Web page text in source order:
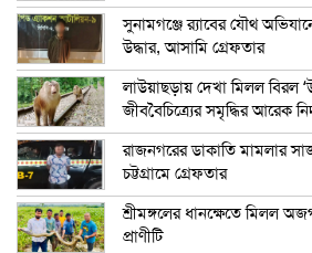
সুনামগঞ্জে র‍্যাবের যৌথ
উদ্ধার, আসামি গ্রেফতার
লাউয়াছড়ায় দেখা মিলল বিরল
জীববৈচিত্র্যের সমৃদ্ধির আরেক
রাজনগরের ডাকাতি মামলার
চট্টগ্রামে গ্রেফতার
শ্রীমঙ্গলের ধানক্ষেতে মিলল
প্রাণীটি